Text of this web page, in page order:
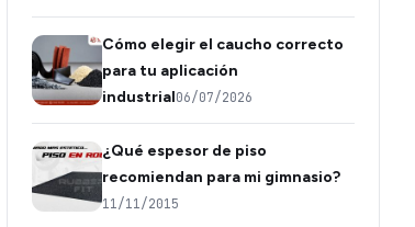
Cómo elegir el caucho correcto
para tu aplicación
industrial06/07/2026
¿Qué espesor de piso
recomiendan para mi gimnasio?
11/11/2015